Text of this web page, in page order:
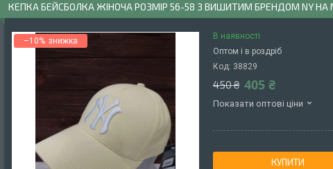
КЕПКА БЕЙСБОЛКА ЖІНОЧА РОЗМІР 56-58 З ВИШИТИМ БРЕНДОМ NY НА
–10%
В наявності
Оптом і в роздріб
Код: 38829
450 ₴ 405 ₴
Показати оптові ціни
КУПИТИ